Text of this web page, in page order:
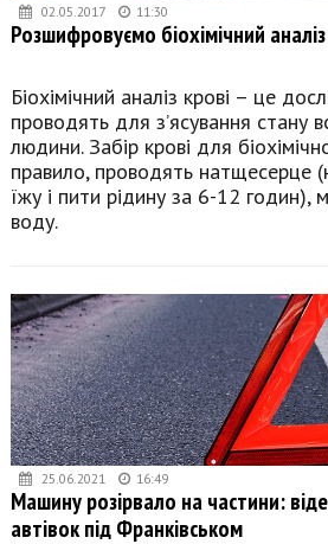
02.05.2017 11:30
Розшифровуємо біохімічний
Біохімічний аналіз крові – це
проводять для з’ясування стану
людини. Забір крові для
правило, проводять натщесерце
їжу і пити рідину за 6-12 годин),
воду.
25.06.2021 16:49
Машину розірвало на частини:
автівок під Франківськом